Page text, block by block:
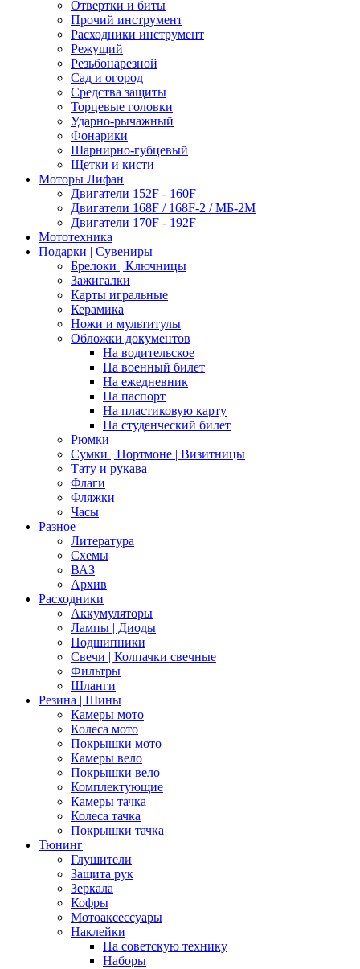
Отвертки и биты
Прочий инструмент
Расходники инструмент
Режущий
Резьбонарезной
Сад и огород
Средства защиты
Торцевые головки
Ударно-рычажный
Фонарики
Шарнирно-губцевый
Щетки и кисти
Моторы Лифан
Двигатели 152F - 160F
Двигатели 168F / 168F-2 / МБ-2М
Двигатели 170F - 192F
Мототехника
Подарки | Сувениры
Брелоки | Ключницы
Зажигалки
Карты игральные
Керамика
Ножи и мультитулы
Обложки документов
На водительское
На военный билет
На ежедневник
На паспорт
На пластиковую карту
На студенческий билет
Рюмки
Сумки | Портмоне | Визитницы
Тату и рукава
Флаги
Фляжки
Часы
Разное
Литература
Схемы
ВАЗ
Архив
Расходники
Аккумуляторы
Лампы | Диоды
Подшипники
Свечи | Колпачки свечные
Фильтры
Шланги
Резина | Шины
Камеры мото
Колеса мото
Покрышки мото
Камеры вело
Покрышки вело
Комплектующие
Камеры тачка
Колеса тачка
Покрышки тачка
Тюнинг
Глушители
Защита рук
Зеркала
Кофры
Мотоаксессуары
Наклейки
На советскую технику
Наборы